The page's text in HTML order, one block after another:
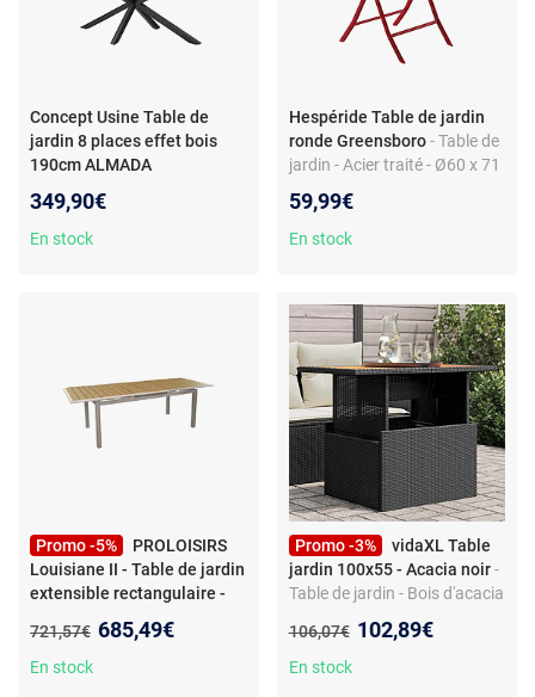
Concept Usine Table de
jardin 8 places effet bois
190cm ALMADA
349,90€
En stock
Hespéride Table de jardin
ronde Greensboro - Table de
jardin - Acier traité - Ø60 x 71
intempéries - Groseille
59,99€
En stock
Promo -5%
PROLOISIRS
Louisiane II - Table de jardin
extensible rectangulaire -
rectangulaire extensible
PROLOISIRS Louisiane II,
Ancien prix :
721,57€ Nouveau prix :
685,49€
En stock
Promo -3%
vidaXL Table
jardin 100x55 - Acacia noir -
Table de jardin - Bois d'acacia
44/73 cm - Résistance UV -
Hauteur réglable
Ancien prix :
106,07€ Nouveau prix :
102,89€
En stock